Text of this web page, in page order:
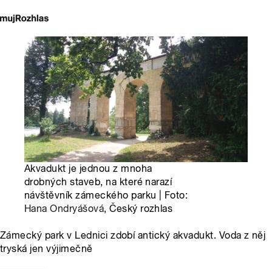
Akvadukt je jednou z mnoha
drobných staveb, na které narazí
návštěvník zámeckého parku | Foto:
Hana Ondryášová, Český rozhlas
Zámecký park v Lednici zdobí antický akvadukt. Voda z něj
tryská jen výjimečně